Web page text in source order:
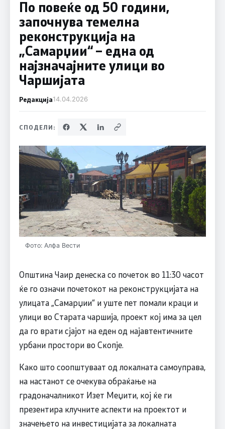
По повеќе од 50 години,
започнува темелна
реконструкција на
„Самарџии“ – една од
најзначајните улици во
Чаршијата
Редакција14.04.2026
СПОДЕЛИ:
Фото: Алфа Вести
Општина Чаир денеска со почеток во 11:30 часот
ќе го означи почетокот на реконструкцијата на
улицата „Самарџии“ и уште пет помали краци и
улици во Старата чаршија, проект кој има за цел
да го врати сјајот на еден од најавтентичните
урбани простори во Скопје.
Како што соопштуваат од локалната самоуправа,
на настанот се очекува обраќање на
градоначалникот Изет Меџити, кој ќе ги
презентира клучните аспекти на проектот и
значењето на инвестицијата за локалната